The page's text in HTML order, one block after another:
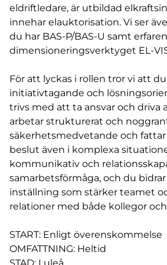
eldriftledare, är utbildad
innehar elauktorisation. Vi ser
du har BAS-P/BAS-U samt
dimensioneringsverktyget EL-
För att lyckas i rollen tror vi att
initiativtagande och
trivs med att ta ansvar och driva
arbetar strukturerat och
säkerhetsmedvetande och
beslut även i komplexa
kommunikativ och
samarbetsförmåga, och du
inställning som stärker teamet
relationer med både kollegor
START: Enligt överenskommelse
OMFATTNING: Heltid